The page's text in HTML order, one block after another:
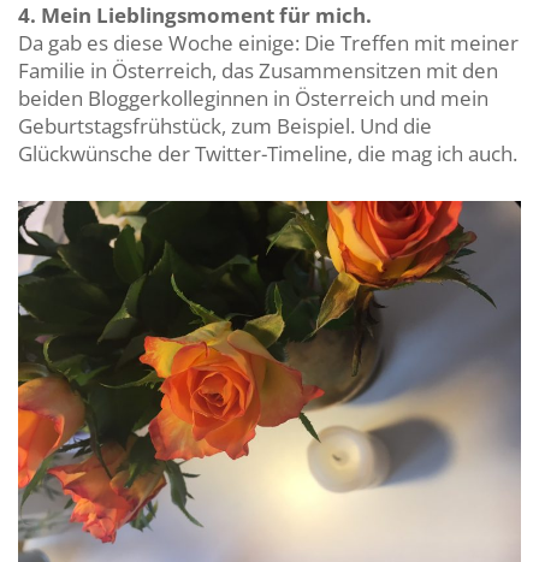
4. Mein Lieblingsmoment für mich.
Da gab es diese Woche einige: Die Treffen mit meiner
Familie in Österreich, das Zusammensitzen mit den
beiden Bloggerkolleginnen in Österreich und mein
Geburtstagsfrühstück, zum Beispiel. Und die
Glückwünsche der Twitter-Timeline, die mag ich auch.